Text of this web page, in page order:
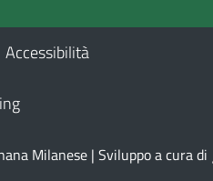
Accessibilità
Milanese | Sviluppo a cura di